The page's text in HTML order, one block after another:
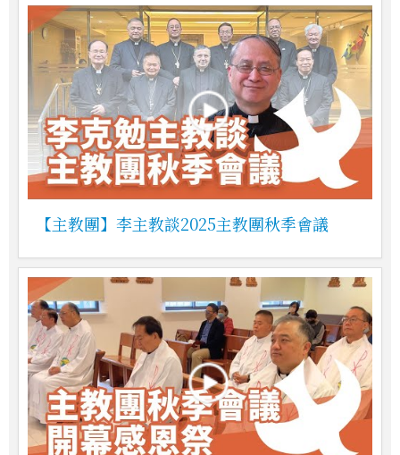
【主教團】李主教談2025主教團秋季會議